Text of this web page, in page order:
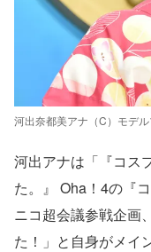
河出奈都美アナ（C）モデル
河出アナは「『コス
た。』 Oha！4の『
ニコ超会議参戦企画
た！」と自身がメイ